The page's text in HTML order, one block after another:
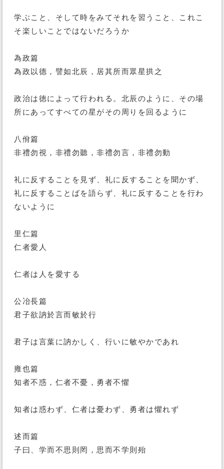
学ぶこと、そして時をみてそれを習うこと、これこ
そ楽しいことではないだろうか
為政篇
為政以德，譬如北辰，居其所而眾星拱之
政治は徳によって行われる。北辰のように、その場
所にあってすべての星がその周りを回るように
八佾篇
非禮勿視，非禮勿聽，非禮勿言，非禮勿動
礼に反することを見ず、礼に反することを聞かず、
礼に反することばを語らず、礼に反することを行わ
ないように
里仁篇
仁者愛人
仁者は人を愛する
公冶長篇
君子欲訥於言而敏於行
君子は言葉に訥かしく、行いに敏やかであれ
雍也篇
知者不惑，仁者不憂，勇者不懼
知者は惑わず、仁者は憂わず、勇者は懼れず
述而篇
子曰、学而不思則罔，思而不学則殆